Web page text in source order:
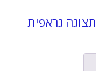
תצוגה גראפית